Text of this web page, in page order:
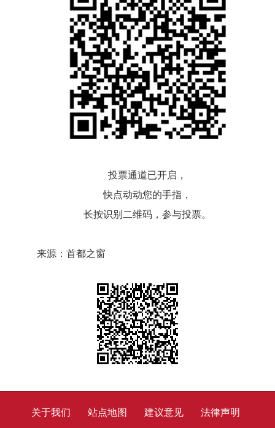
投票通道已开启，
快点动动您的手指，
长按识别二维码，参与投票。
来源：首都之窗
关于我们 站点地图 建议意见 法律声明